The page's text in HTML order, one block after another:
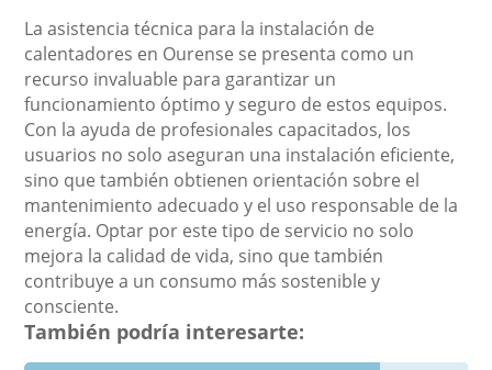
La asistencia técnica para la instalación de
calentadores en Ourense se presenta como un
recurso invaluable para garantizar un
funcionamiento óptimo y seguro de estos equipos.
Con la ayuda de profesionales capacitados, los
usuarios no solo aseguran una instalación eficiente,
sino que también obtienen orientación sobre el
mantenimiento adecuado y el uso responsable de la
energía. Optar por este tipo de servicio no solo
mejora la calidad de vida, sino que también
contribuye a un consumo más sostenible y
consciente.
También podría interesarte: